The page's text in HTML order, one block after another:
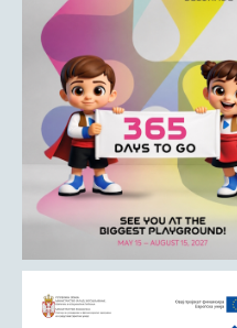
Јавна предузећа
ДРУШТВО
Образовање
Здравствена заштита
Културни живот
Социјална заштита
Спорт
Удружењa
ГАЛЕРИЈА